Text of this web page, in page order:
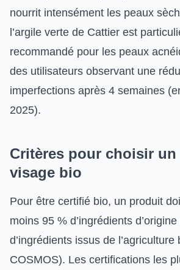
nourrit intensément les peaux
l’argile verte de Cattier est
recommandé pour les peaux
des utilisateurs observant une
imperfections après 4 semaines
2025).
Critères pour choisir
visage bio
Pour être certifié bio, un produit
moins 95 % d’ingrédients
d’ingrédients issus de l’agriculture
COSMOS). Les certifications les